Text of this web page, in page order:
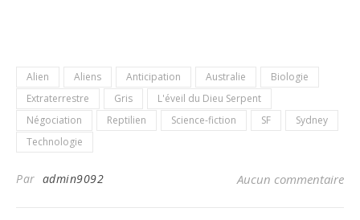
Alien Aliens Anticipation Australie
Biologie
Extraterrestre
Gris
L'éveil du Dieu Serpent
Négociation
Reptilien Science-fiction SF
Sydney
Technologie
Par admin9092 Aucun commentaire